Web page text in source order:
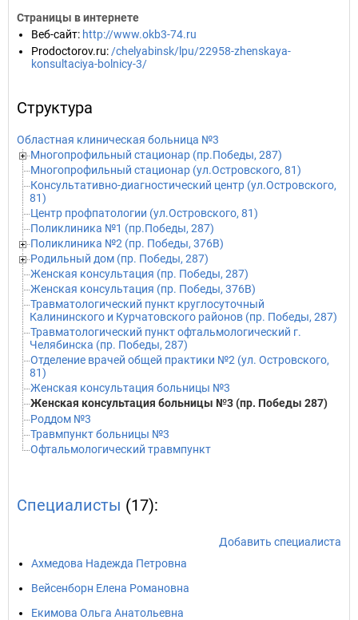
Страницы в интернете
Веб-сайт: http://www.okb3-74.ru
Prodoctorov.ru: /chelyabinsk/lpu/22958-zhenskaya-
konsultaciya-bolnicy-3/
Структура
Областная клиническая больница №3
Многопрофильный стационар (пр.Победы, 287)
Многопрофильный стационар (ул.Островского, 81)
Консультативно-диагностический центр (ул.Островского,
81)
Центр профпатологии (ул.Островского, 81)
Поликлиника №1 (пр.Победы, 287)
Поликлиника №2 (пр. Победы, 376В)
Родильный дом (пр. Победы, 287)
Женская консультация (пр. Победы, 287)
Женская консультация (пр. Победы, 376В)
Травматологический пункт круглосуточный
Калининского и Курчатовского районов (пр. Победы, 287)
Травматологический пункт офтальмологический г.
Челябинска (пр. Победы, 287)
Отделение врачей общей практики №2 (ул. Островского,
81)
Женская консультация больницы №3
Женская консультация больницы №3 (пр. Победы 287)
Роддом №3
Травмпункт больницы №3
Офтальмологический травмпункт
Специалисты (17):
Добавить специалиста
Ахмедова Надежда Петровна
Вейсенборн Елена Романовна
Екимова Ольга Анатольевна